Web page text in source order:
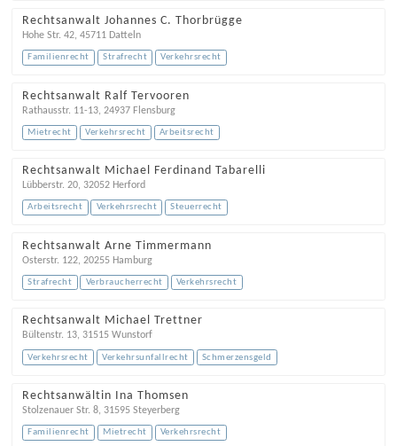
Rechtsanwalt Johannes C. Thorbrügge
Hohe Str. 42, 45711 Datteln
Familienrecht Strafrecht Verkehrsrecht
Rechtsanwalt Ralf Tervooren
Rathausstr. 11-13, 24937 Flensburg
Mietrecht Verkehrsrecht Arbeitsrecht
Rechtsanwalt Michael Ferdinand Tabarelli
Lübberstr. 20, 32052 Herford
Arbeitsrecht Verkehrsrecht Steuerrecht
Rechtsanwalt Arne Timmermann
Osterstr. 122, 20255 Hamburg
Strafrecht Verbraucherrecht Verkehrsrecht
Rechtsanwalt Michael Trettner
Bültenstr. 13, 31515 Wunstorf
Verkehrsrecht Verkehrsunfallrecht Schmerzensgeld
Rechtsanwältin Ina Thomsen
Stolzenauer Str. 8, 31595 Steyerberg
Familienrecht Mietrecht Verkehrsrecht